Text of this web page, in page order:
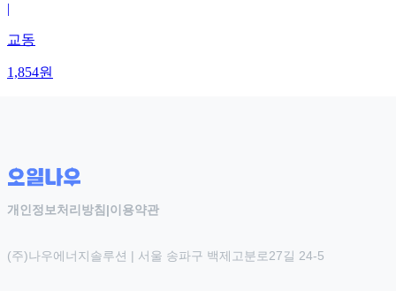
|
교동
1,854원
개인정보처리방침 |이용약관
(주)나우에너지솔루션 | 서울 송파구 백제고분로27길 24-5